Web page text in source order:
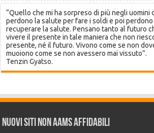
“Quello che mi ha sorpreso di più negli uomini
perdono la salute per fare i soldi e poi
recuperare la salute. Pensano tanto al futuro
vivere il presente in tale maniera che non
presente, né il futuro. Vivono come se non
muoiono come se non avessero mai vissuto”.
Tenzin Gyatso.
Nuovi siti non AAMS affidabili